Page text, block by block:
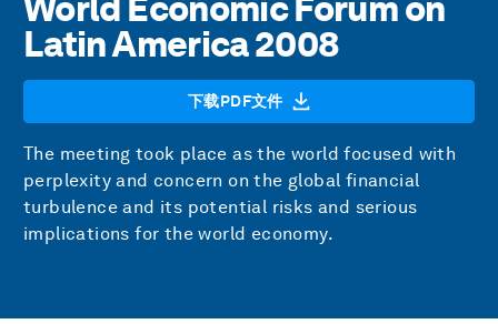
Latin America 2008
下载PDF文件
The meeting took place as the world focused with
perplexity and concern on the global financial
turbulence and its potential risks and serious
implications for the world economy.